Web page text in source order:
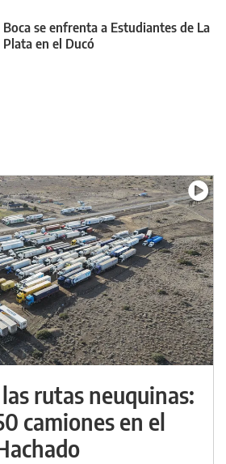
Boca se enfrenta a Estudiantes de La
Plata en el Ducó
rutas neuquinas:
camiones en el